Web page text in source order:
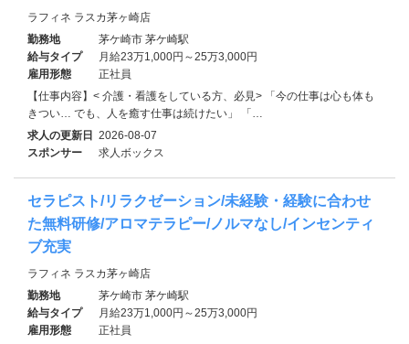
ラフィネ ラスカ茅ヶ崎店
勤務地
茅ケ崎市 茅ケ崎駅
給与タイプ
月給23万1,000円～25万3,000円
雇用形態
正社員
【仕事内容】< 介護・看護をしている方、必見> 「今の仕事は心も体も
きつい… でも、人を癒す仕事は続けたい」 「…
求人の更新日 2026-08-07
スポンサー
求人ボックス
セラピスト/リラクゼーション/未経験・経験に合わせ
た無料研修/アロマテラピー/ノルマなし/インセンティ
ブ充実
ラフィネ ラスカ茅ヶ崎店
勤務地
茅ケ崎市 茅ケ崎駅
給与タイプ
月給23万1,000円～25万3,000円
雇用形態
正社員